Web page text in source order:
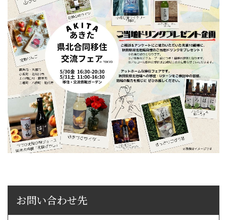
お問い合わせ先